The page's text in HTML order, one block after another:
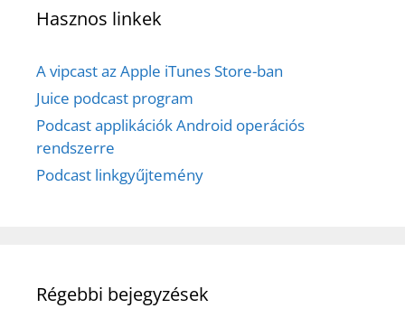
Hasznos linkek
A vipcast az Apple iTunes Store-ban
Juice podcast program
Podcast applikációk Android operációs
rendszerre
Podcast linkgyűjtemény
Régebbi bejegyzések